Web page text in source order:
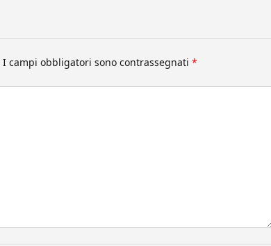
I campi obbligatori sono contrassegnati*